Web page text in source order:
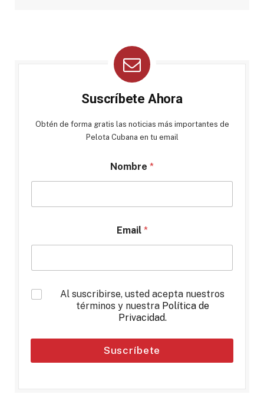
Suscríbete Ahora
Obtén de forma gratis las noticias más importantes de
Pelota Cubana en tu email
Nombre *
Email *
*
Al suscribirse, usted acepta nuestros
términos y nuestra Política de
Privacidad.
Suscríbete